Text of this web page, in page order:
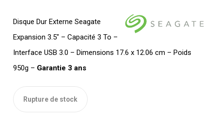
Disque Dur Externe Seagate
Expansion 3.5″ – Capacité 3 To –
Interface USB 3.0 – Dimensions 17.6 x 12.06 cm – Poids
950g – Garantie 3 ans
Rupture de stock